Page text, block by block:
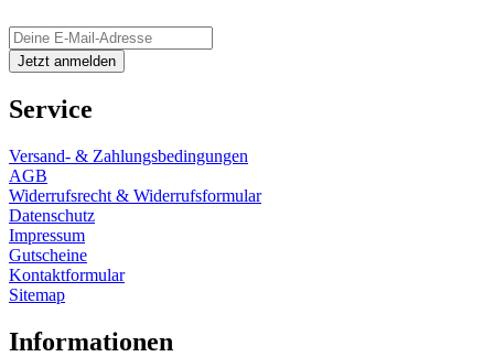
Service
Versand- & Zahlungsbedingungen
AGB
Widerrufsrecht & Widerrufsformular
Datenschutz
Impressum
Gutscheine
Kontaktformular
Sitemap
Informationen